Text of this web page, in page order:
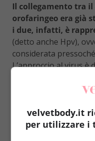
Il collegamento tra il
orofaringeo era già
i due, infatti, è
(detto anche Hpv),
considerata
L’approccio al virus è
tiroide nel 32-36 per
aumento. Le
che si dedicano al
velvetbody.it
per utilizzare i